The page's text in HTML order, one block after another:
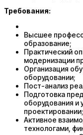
Требования:
Высшее
образование;
Практический
модернизации
Организация
оборудовании;
Пост-анализ
Подготовка
оборудования и
проектировании;
Активное
технологами,